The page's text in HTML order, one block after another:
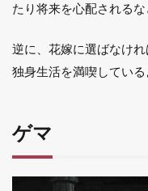
たり将来を心配される
逆に、花嫁に選ばなけ
独身生活を満喫している
ゲマ